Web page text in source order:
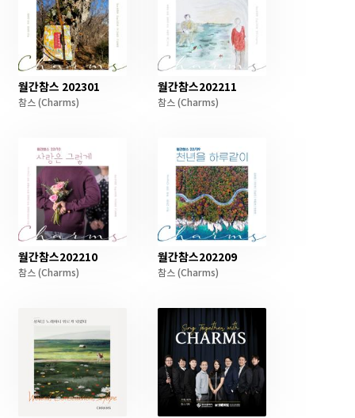
월간참스 202301
참스 (Charms)
월간참스202211
참스 (Charms)
월간참스202210
참스 (Charms)
월간참스202209
참스 (Charms)